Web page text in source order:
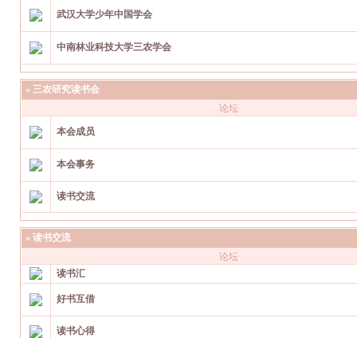
武汉大学少年中国学会
中南林业科技大学三农学会
» 三农研究读书会
论坛
本会成员
本会事务
读书交流
» 读书交流
论坛
读书汇
好书互借
读书心得